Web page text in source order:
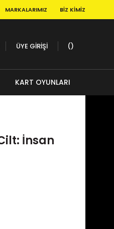
MARKALARIMIZ BIZ KIMIZ
ÜYE GİRİŞİ
KART OYUNLARI
İnsan